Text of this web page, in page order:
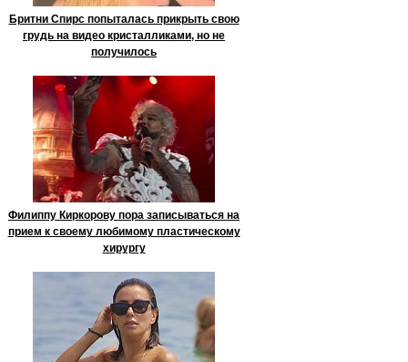
Бритни Спирс попыталась прикрыть свою
грудь на видео кристалликами, но не
получилось
Филиппу Киркорову пора записываться на
прием к своему любимому пластическому
хирургу